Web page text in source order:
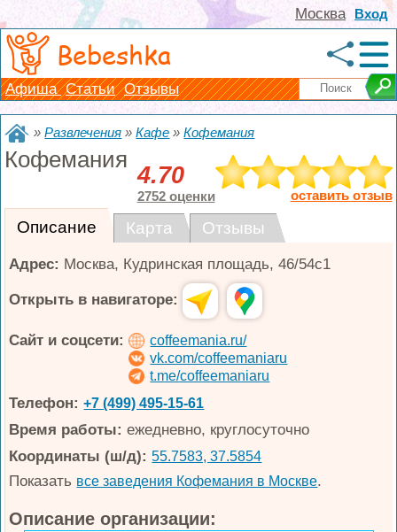
Вход
Москва
Bebeshka
Афиша Статьи Отзывы
»Развлечения »Кафе »Кофемания
Кофемания
4.70
2752 оценки оставить отзыв
Описание Карта Отзывы
Адрес: Москва, Кудринская площадь, 46/54с1
Открыть в навигаторе:
Сайт и соцсети:
coffeemania.ru/
vk.com/coffeemaniaru
t.me/coffeemaniaru
Телефон: +7 (499) 495-15-61
Время работы: ежедневно, круглосуточно
Координаты (ш/д): 55.7583, 37.5854
Показать все заведения Кофемания в Москве.
Описание организации: